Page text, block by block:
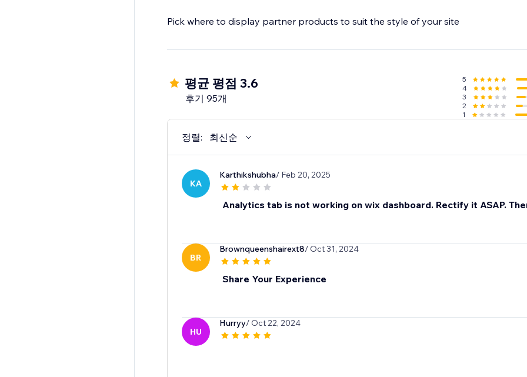
Pick where to display partner products to suit the style of your site
평균 평점 3.6
후기 95개
5
4
3
2
1
정렬: 최신순
KA
Karthikshubha/ Feb 20, 2025
Analytics tab is not working on wix dashboard. Rectify it ASAP.
BR
Brownqueenshairext8/ Oct 31, 2024
Share Your Experience
HU
Hurryy/ Oct 22, 2024